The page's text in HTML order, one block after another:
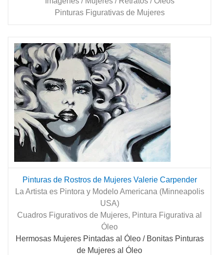
Pinturas Figurativas de Mujeres
Pinturas de Rostros de Mujeres Valerie Carpender
La Artista es Pintora y Modelo Americana (Minneapolis
USA)
Cuadros Figurativos de Mujeres, Pintura Figurativa al
Óleo
Hermosas Mujeres Pintadas al Óleo/ Bonitas Pinturas
de Mujeres al Óleo